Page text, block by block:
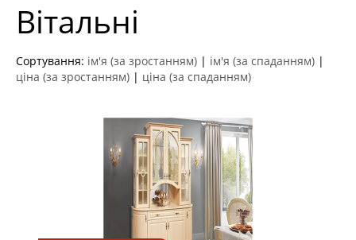
Вітальні
Сортування: ім'я (за зростанням) | ім'я (за спаданням) |
ціна (за зростанням) | ціна (за спаданням)